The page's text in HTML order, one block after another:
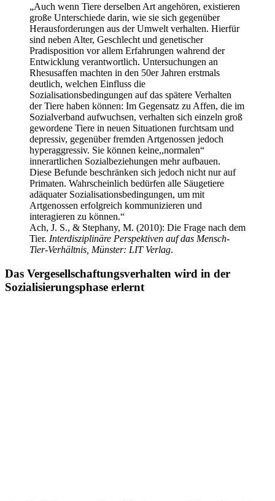
„Auch wenn Tiere derselben Art angehören, existieren
große Unterschiede darin, wie sie sich gegenüber
Herausforderungen aus der Umwelt verhalten. Hierfür
sind neben Alter, Geschlecht und genetischer
Pradisposition vor allem Erfahrungen wahrend der
Entwicklung verantwortlich. Untersuchungen an
Rhesusaffen machten in den 50er Jahren erstmals
deutlich, welchen Einfluss die
Sozialisationsbedingungen auf das spätere Verhalten
der Tiere haben können: Im Gegensatz zu Affen, die im
Sozialverband aufwuchsen, verhalten sich einzeln groß
gewordene Tiere in neuen Situationen furchtsam und
depressiv, gegenüber fremden Artgenossen jedoch
hyperaggressiv. Sie können keine,,normalen“
innerartlichen Sozialbeziehungen mehr aufbauen.
Diese Befunde beschränken sich jedoch nicht nur auf
Primaten. Wahrscheinlich bedürfen alle Säugetiere
adäquater Sozialisationsbedingungen, um mit
Artgenossen erfolgreich kommunizieren und
interagieren zu können.“
Ach, J. S., & Stephany, M. (2010): Die Frage nach dem
Tier. Interdisziplinäre Perspektiven auf das Mensch-
Tier-Verhältnis, Münster: LIT Verlag.
Das Vergesellschaftungsverhalten wird in der
Sozialisierungsphase erlernt